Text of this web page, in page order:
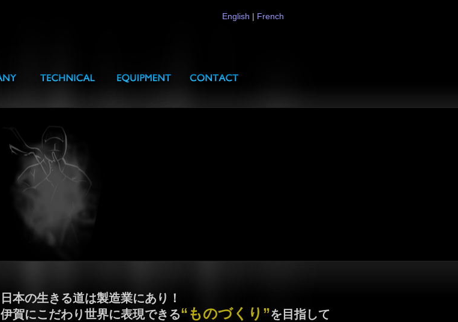
English | French
日本の生きる道は製造業にあり！
伊賀にこだわり世界に表現できる“ものづくり”を目指して